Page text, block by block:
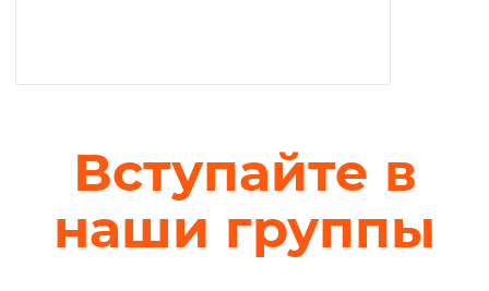
Вступайте в
наши группы